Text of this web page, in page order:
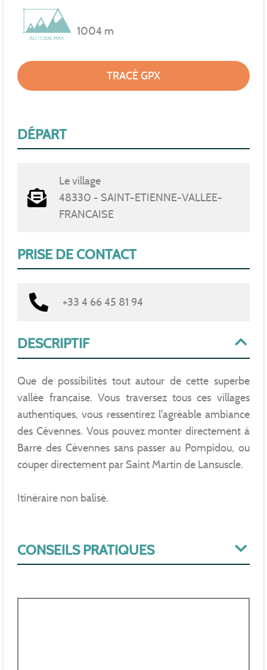
DESCRIPTIF
Que de possibilités tout autour de cette superbe
vallée française. Vous traversez tous ces villages
authentiques, vous ressentirez l'agréable ambiance
des Cévennes. Vous pouvez monter directement à
Barre des Cévennes sans passer au Pompidou, ou
couper directement par Saint Martin de Lansuscle.
Itinéraire non balisé.
CONSEILS PRATIQUES
1004 m
TRACÉ GPX
DÉPART
Le village
48330 - SAINT-ETIENNE-VALLEE-
FRANCAISE
PRISE DE CONTACT
+33 4 66 45 81 94